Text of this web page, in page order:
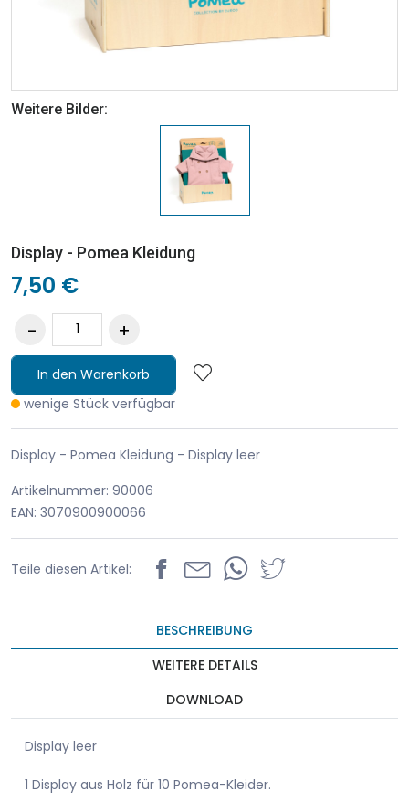
Weitere Bilder:
Display - Pomea Kleidung
7,50 €
In den Warenkorb
wenige Stück verfügbar
Display - Pomea Kleidung - Display leer
Artikelnummer: 90006
EAN: 3070900900066
Teile diesen Artikel:
BESCHREIBUNG
WEITERE DETAILS
DOWNLOAD
Display leer
1 Display aus Holz für 10 Pomea-Kleider.